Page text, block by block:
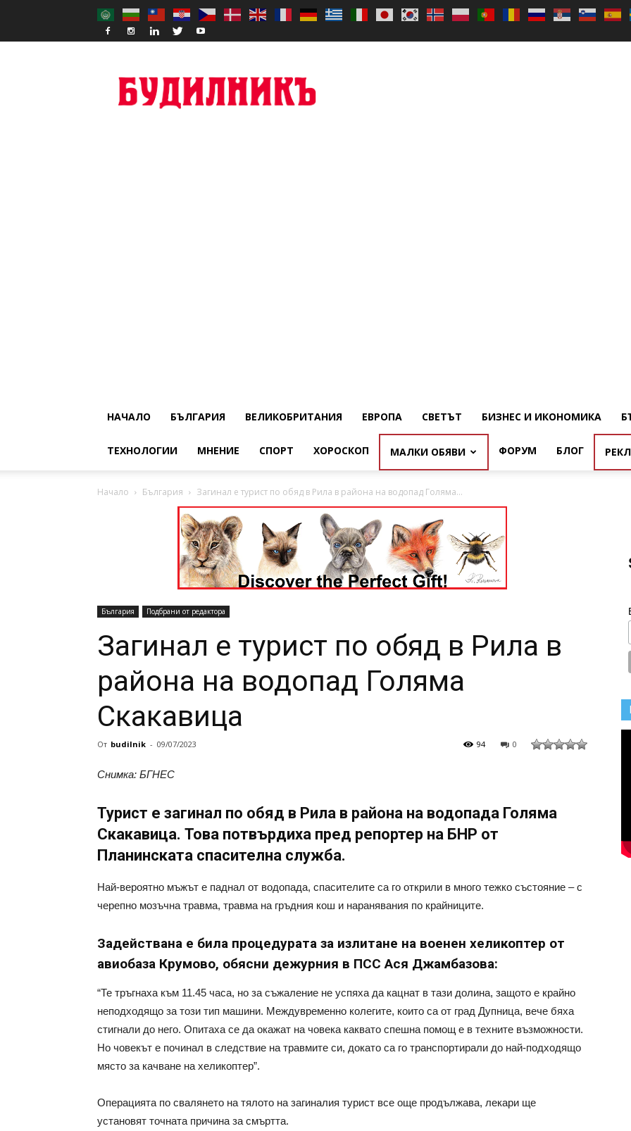
НАЧАЛО БЪЛГАРИЯ ВЕЛИКОБРИТАНИЯ ЕВРОПА СВЕТЪТ БИЗНЕС И ИКОНОМИКА
ТЕХНОЛОГИИ МНЕНИЕ СПОРТ ХОРОСКОП МАЛКИ ОБЯВИ ФОРУМ БЛОГ
Начало България Загинал е турист по обяд в Рила в района на водопад Голяма...
България Подбрани от редактора
Загинал е турист по обяд в Рила в
района на водопад Голяма
Скакавица
От budilnik - 09/07/2023 0
94
Снимка: БГНЕС
Турист е загинал по обяд в Рила в района на водопада Голяма
Скакавица. Това потвърдиха пред репортер на БНР от
Планинската спасителна служба.
Най-вероятно мъжът е паднал от водопада, спасителите са го открили в много тежко състояние – с
черепно мозъчна травма, травма на гръдния кош и наранявания по крайниците.
Задействана е била процедурата за излитане на военен хеликоптер от
авиобаза Крумово, обясни дежурния в ПСС Ася Джамбазова:
“Те тръгнаха към 11.45 часа, но за съжаление не успяха да кацнат в тази долина, защото е крайно
неподходящо за този тип машини. Междувременно колегите, които са от град Дупница, вече бяха
стигнали до него. Опитаха се да окажат на човека каквато спешна помощ е в техните възможности.
Но човекът е починал в следствие на травмите си, докато са го транспортирали до най-подходящо
място за качване на хеликоптер”.
Операцията по свалянето на тялото на загиналия турист все още продължава, лекари ще
установят точната причина за смъртта.